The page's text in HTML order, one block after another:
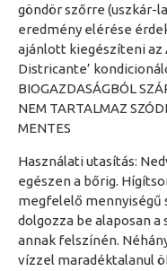
göndör szőrre (uszkár-
eredmény elérése
ajánlott kiegészíteni az
Districante’
BIOGAZDASÁGBÓL
NEM TARTALMAZ
MENTES
Használati utasítás:
egészen a bőrig.
megfelelő mennyiségű
dolgozza be alaposan
annak felszínén.
vízzel maradéktalanul